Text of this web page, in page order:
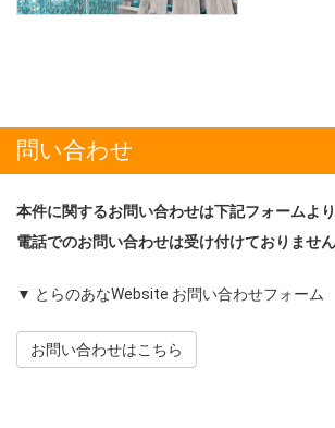
問い合わせ
本件に関するお問い合わせは下記フォームよ
電話でのお問い合わせは受け付けておりません
▼ とらのあなWebsite お問い合わせフォーム
お問い合わせはこちら